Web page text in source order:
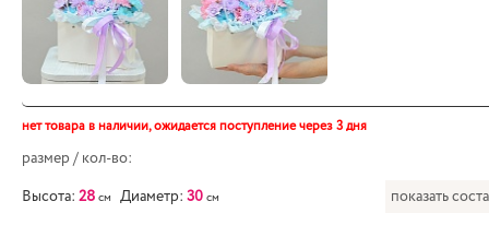
нет товара в наличии,ожидается поступление через 3 дня
размер / кол-во:
Высота: 28 см Диаметр: 30 см показать